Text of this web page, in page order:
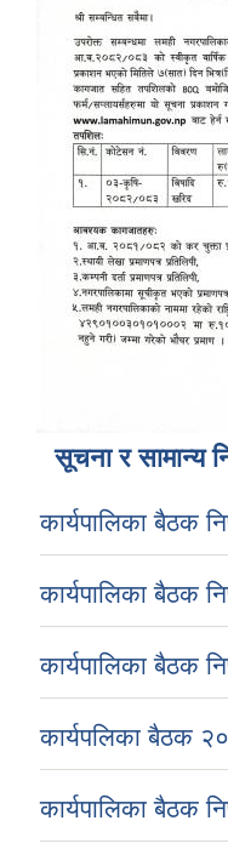
सूचना र सामान्य
कार्यपालिका बैठक
कार्यपालिका बैठक
कार्यपालिका बैठक
कार्यपलिका बैठक
कार्यपालिका बैठक